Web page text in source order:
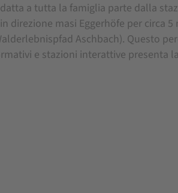
a tutta la famiglia parte dalla
direzione masi Eggerhöfe per
Aschbach). Questo
e stazioni interattive presenta